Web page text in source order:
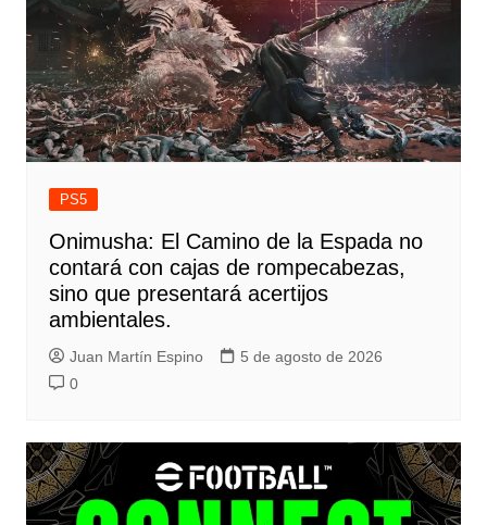
PS5
Onimusha: El Camino de la Espada no
contará con cajas de rompecabezas,
sino que presentará acertijos
ambientales.
Juan Martín Espino
5 de agosto de 2026
0